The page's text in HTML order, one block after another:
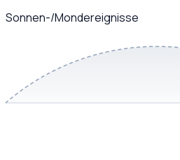
Sonnen-/Mondereignisse